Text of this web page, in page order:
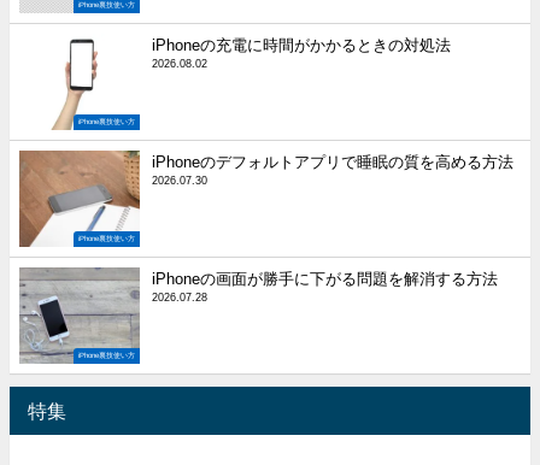
iPhone裏技使い方
iPhone裏技使い方
iPhoneの充電に時間がかかるときの対処法
2026.08.02
iPhone裏技使い方
iPhoneのデフォルトアプリで睡眠の質を高める方法
2026.07.30
iPhone裏技使い方
iPhoneの画面が勝手に下がる問題を解消する方法
2026.07.28
特集